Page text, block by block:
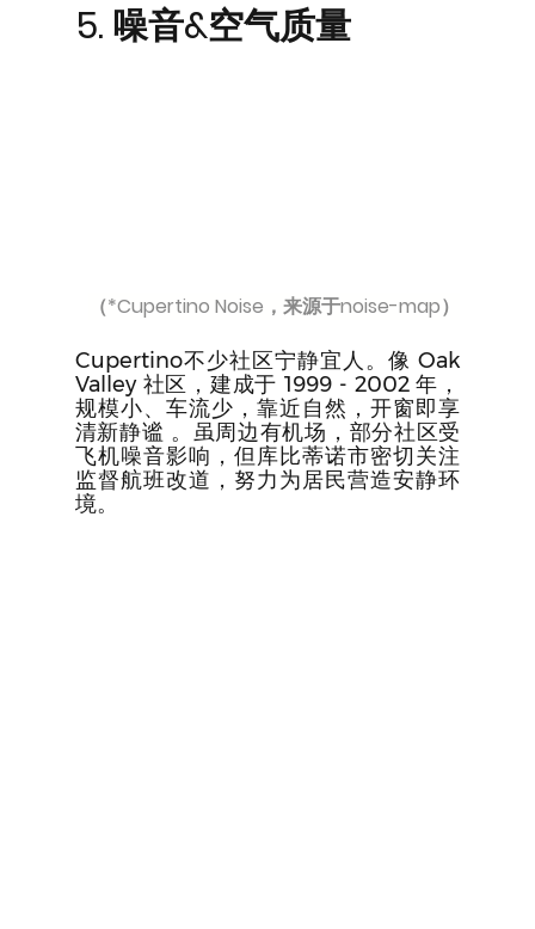
5. 噪音&空气质量
（*Cupertino Noise，来源于noise-map）
Cupertino不少社区宁静宜人。像 Oak
Valley 社区，建成于 1999 - 2002 年，
规模小、车流少，靠近自然，开窗即享
清新静谧 。虽周边有机场，部分社区受
飞机噪音影响，但库比蒂诺市密切关注
监督航班改道，努力为居民营造安静环
境。